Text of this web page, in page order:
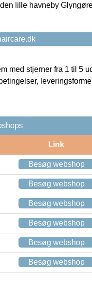
lille havneby
med stjerner fra 1 til 5
Link
Besøg webshop
Besøg webshop
Besøg webshop
Besøg webshop
Besøg webshop
Besøg webshop